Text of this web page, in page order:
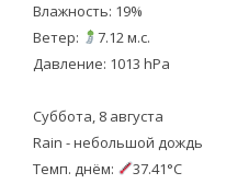
Влажность: 19%
Ветер:
7.12 м.с.
Давление: 1013 hPa
Суббота, 8 августа
Rain - небольшой дождь
Темп. днём:
37.41°C